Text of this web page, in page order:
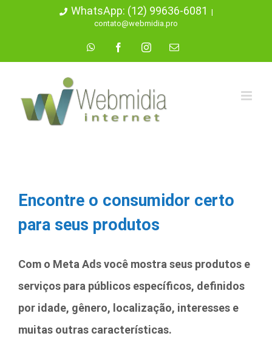
WhatsApp: (12) 99636-6081 |
contato@webmidia.pro
WhatsAppFacebookInstagram
E-
Encontre o consumidor certo
para seus produtos
Com o Meta Ads você mostra seus produtos e
serviços para públicos específicos, definidos
por idade, gênero, localização, interesses e
muitas outras características.